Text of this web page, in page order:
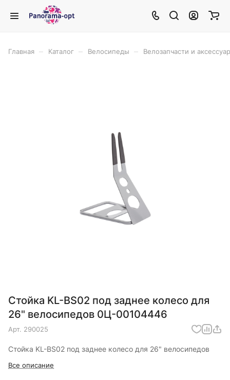
Главная Каталог Велосипеды Велозапчасти и
Стойка KL-BS02 под заднее колесо для
26" велосипедов 0Ц-00104446
Арт. 290025
Стойка KL-BS02 под заднее колесо для 26" велосипедов
Все описание